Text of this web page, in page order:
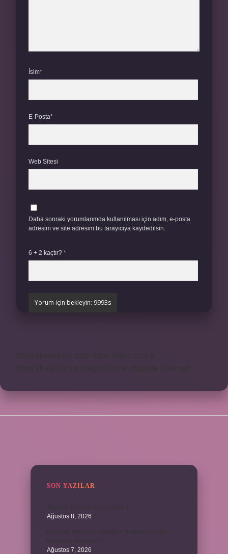
İsim*
E-Posta*
Web Sitesi
Daha sonraki yorumlarımda kullanılması için adım, e-posta
adresim ve site adresim bu tarayıcıya kaydedilsin.
6 + 2 kaçtır? *
SON YAZILAR
Ağustos 8, 2026
Ağustos 7, 2026